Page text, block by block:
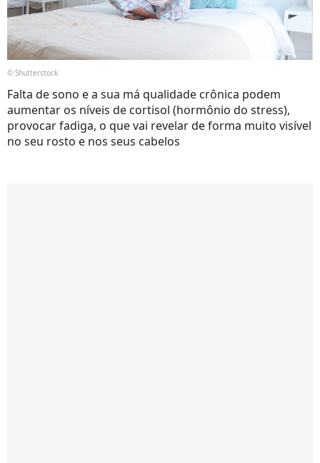
© Shutterstock
Falta de sono e a sua má qualidade crônica podem
aumentar os níveis de cortisol (hormônio do stress),
provocar fadiga, o que vai revelar de forma muito visível
no seu rosto e nos seus cabelos